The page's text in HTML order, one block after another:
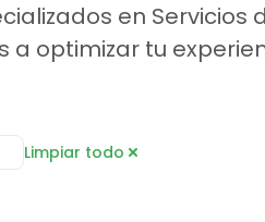
en
a optimizar tu
Limpiar todo